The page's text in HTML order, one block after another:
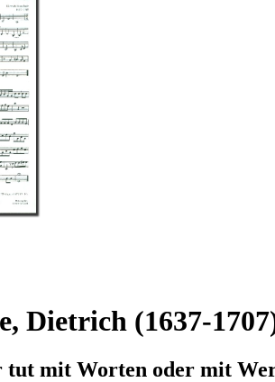
Dietrich (1637-
tut mit Worten oder mit